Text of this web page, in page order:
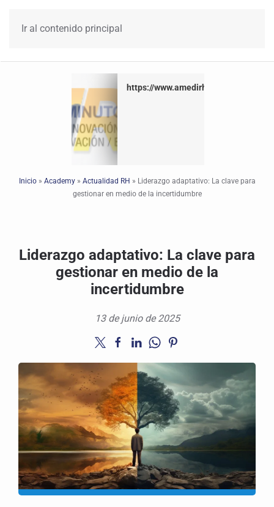
Ir al contenido principal
https://www.amedirh.com.mx
Inicio» Academy» Actualidad RH » Liderazgo adaptativo: La clave para
gestionar en medio de la incertidumbre
Liderazgo adaptativo: La clave para
gestionar en medio de la
incertidumbre
13 de junio de 2025